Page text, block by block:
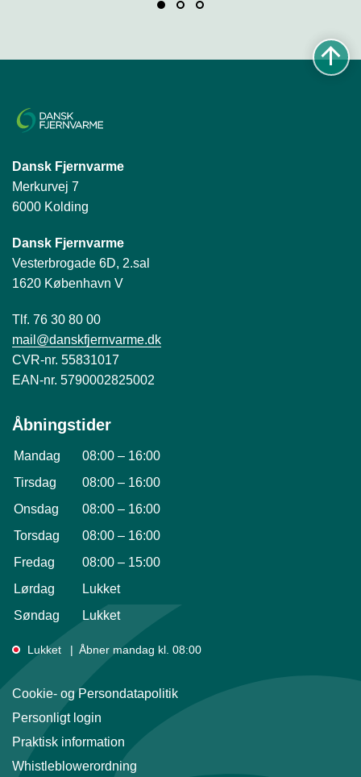
Dansk Fjernvarme
Merkurvej 7
6000 Kolding
Dansk Fjernvarme
Vesterbrogade 6D, 2.sal
1620 København V
Tlf. 76 30 80 00
mail@danskfjernvarme.dk
CVR-nr. 55831017
EAN-nr. 5790002825002
Åbningstider
Mandag 08:00 – 16:00
Tirsdag
08:00 – 16:00
Onsdag
08:00 – 16:00
Torsdag
08:00 – 16:00
Fredag
08:00 – 15:00
Lørdag
Lukket
Søndag
Lukket
Lukket Åbner mandag kl. 08:00
Cookie- og Persondatapolitik
Personligt login
Praktisk information
Whistleblowerordning